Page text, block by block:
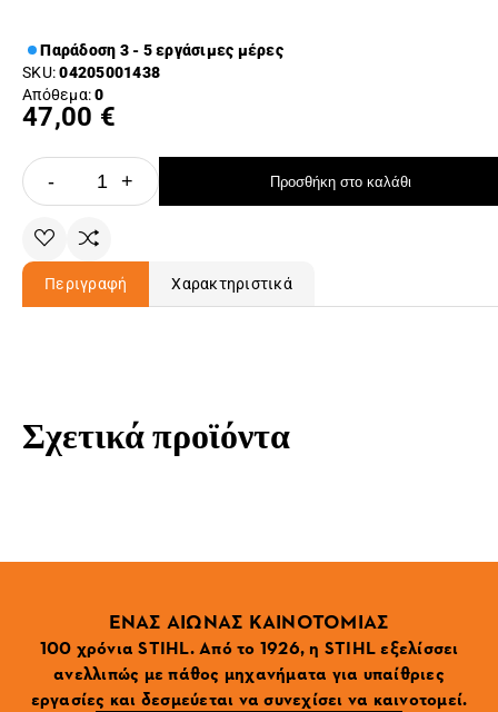
Παράδοση 3 - 5 εργάσιμες μέρες
SKU:04205001438
Απόθεμα:0
47,00 €
- + Προσθήκη στο καλάθι
Περιγραφή Χαρακτηριστικά
Σχετικά προϊόντα
ΕΝΑΣ ΑΙΩΝΑΣ ΚΑΙΝΟΤΟΜΙΑΣ
100 χρόνια STIHL. Από το 1926, η STIHL εξελίσσει
ανελλιπώς με πάθος μηχανήματα για υπαίθριες
εργασίες και δεσμεύεται να συνεχίσει να καινοτομεί.